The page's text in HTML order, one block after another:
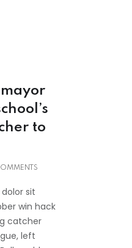
to
sit
win hack
catcher
left